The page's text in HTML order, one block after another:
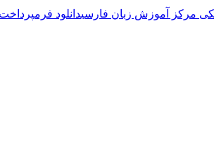
مرکز آموزش زبان فارسیدانلود فرمپرداخت